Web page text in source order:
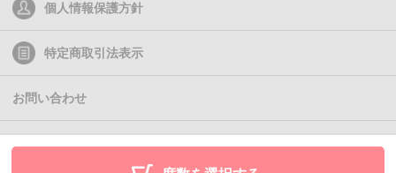
個人情報保護方針
特定商取引法表示
お問い合わせ
(C)2011- Queen Eyes